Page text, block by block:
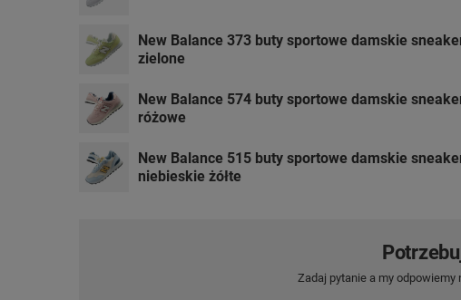
New Balance 373 buty sportowe damskie
zielone
New Balance 574 buty sportowe damskie
różowe
New Balance 515 buty sportowe damskie
niebieskie żółte
Zadaj pytanie a my odpowiemy